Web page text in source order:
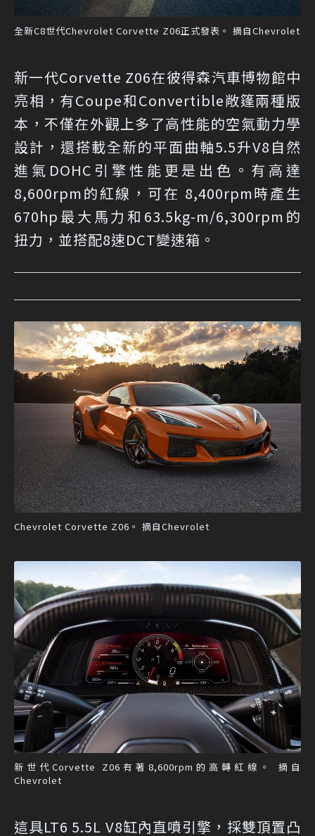
全新C8世代Chevrolet Corvette Z06正式發表。 摘自Chevrolet
新一代Corvette Z06在彼得森汽車博物館中
亮相，有Coupe和Convertible敞篷兩種版
本，不僅在外觀上多了高性能的空氣動力學
設計，還搭載全新的平面曲軸5.5升V8自然
進氣DOHC引擎性能更是出色。有高達
8,600rpm的紅線，可在 8,400rpm時產生
670hp最大馬力和63.5kg-m/6,300rpm的
扭力，並搭配8速DCT變速箱。
Chevrolet Corvette Z06。 摘自Chevrolet
新世代Corvette Z06有著8,600rpm的高轉紅線。 摘自
Chevrolet
這具LT6 5.5L V8缸內直噴引擎，採雙頂置凸